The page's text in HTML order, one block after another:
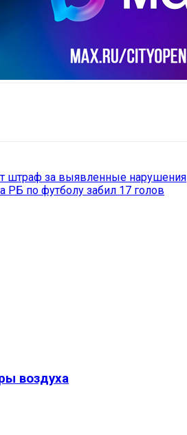
штраф за выявленные нарушения
РБ по футболу забил 17 голов
воздуха